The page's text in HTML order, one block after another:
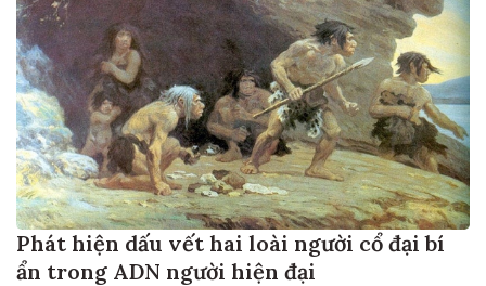
Phát hiện dấu vết hai loài người cổ đại bí
ẩn trong ADN người hiện đại